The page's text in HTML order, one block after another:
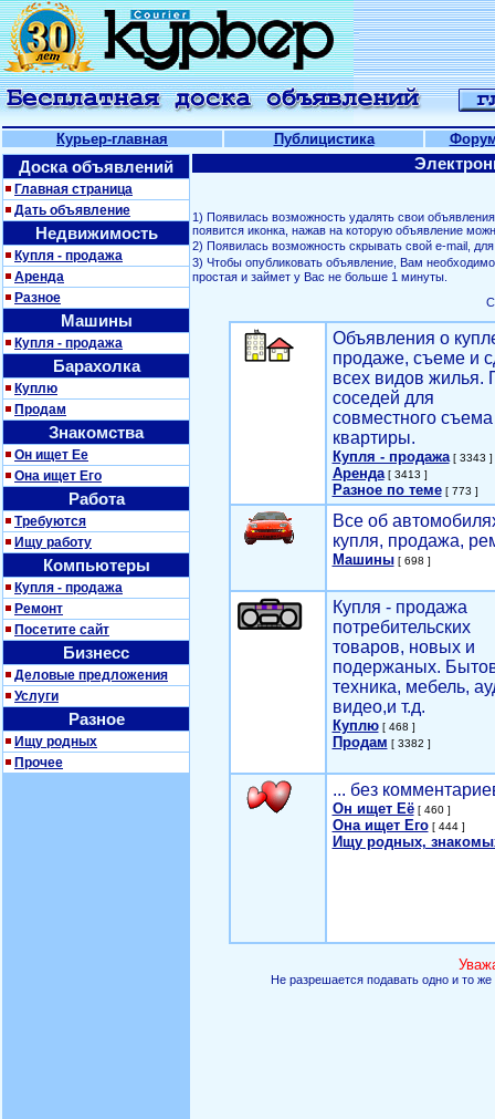
Курьер-главная Публицистика
Доска объявлений
Главная страница
Дать объявление
Недвижимость
Купля - продажа
Аренда
Разное
Машины
Купля - продажа
Барахолка
Куплю
Продам
Знакомства
Он ищет Ее
Она ищет Его
Работа
Требуются
Ищу работу
Компьютеры
Купля - продажа
Ремонт
Посетите сайт
Бизнесс
Деловые предложения
Услуги
Разное
Ищу родных
Прочее
1) Появилась возможность удалять свои
появится иконка, нажав на которую объявление
2) Появилась возможность скрывать свой е-mail,
3) Чтобы опубликовать объявление, Вам
простая и займет у Вас не больше 1 минуты.
Объявления о
продаже, съеме и
всех видов жилья.
соседей для
совместного съема
квартиры.
Купля - продажа[ 3343 ]
Аренда[ 3413 ]
Разное по теме[ 773 ]
Все об
купля, продажа,
Машины[ 698 ]
Купля - продажа
потребительских
товаров, новых и
подержаных.
техника, мебель,
видео,и т.д.
Куплю[ 468 ]
Продам [ 3382 ]
... без
Он ищет Её[ 460 ]
Она ищет Его[ 444 ]
Ищу родных,
Не разрешается подавать одно и то